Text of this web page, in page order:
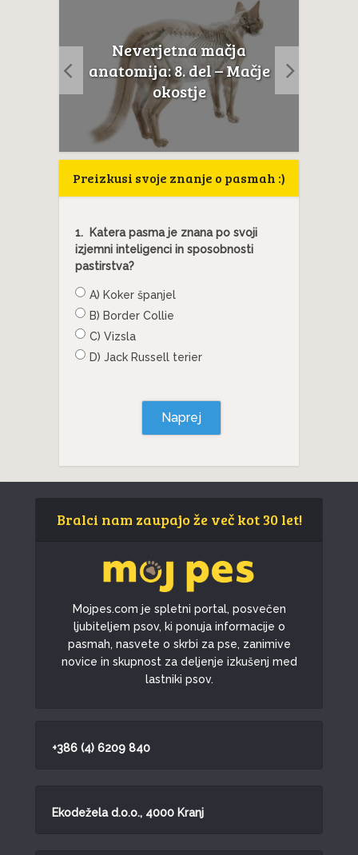
Neverjetna mačja
anatomija: 8. del – Mačje
okostje
Preizkusi svoje znanje o pasmah :)
1.
Katera pasma je znana po svoji
izjemni inteligenci in sposobnosti
pastirstva?
A) Koker španjel
B) Border Collie
C) Vizsla
D) Jack Russell terier
Naprej
Bralci nam zaupajo že več kot 30 let!
Mojpes.com je spletni portal, posvečen
ljubiteljem psov, ki ponuja informacije o
pasmah, nasvete o skrbi za pse, zanimive
novice in skupnost za deljenje izkušenj med
lastniki psov.
+386 (4) 6209 840
Ekodežela d.o.o., 4000 Kranj